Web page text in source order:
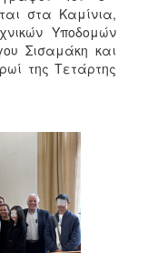
στα Καμίνια,
Υποδομών
Σισαμάκη και
της Τετάρτης